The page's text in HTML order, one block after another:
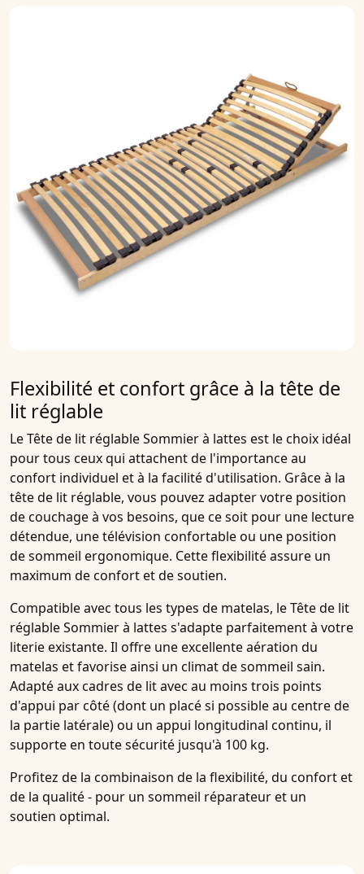
Flexibilité et confort grâce à la tête de
lit réglable
LeTête de lit réglable Sommier à lattes est le choix idéal
pour tous ceux qui attachent de l'importance au
confort individuel et à la facilité d'utilisation. Grâce à la
tête de lit réglable, vous pouvez adapter votre position
de couchage à vos besoins, que ce soit pour une lecture
détendue, une télévision confortable ou une position
de sommeil ergonomique. Cette flexibilité assure un
maximum de confort et de soutien.
Compatible avec tous les types de matelas, leTête de lit
réglable Sommier à lattes s'adapte parfaitement à votre
literie existante. Il offre une excellente aération du
matelas et favorise ainsi un climat de sommeil sain.
Adapté aux cadres de lit avec au moins trois points
d'appui par côté (dont un placé si possible au centre de
la partie latérale) ou un appui longitudinal continu, il
supporte en toute sécurité jusqu'à 100 kg.
Profitez de la combinaison de la flexibilité, du confort et
de la qualité - pour un sommeil réparateur et un
soutien optimal.